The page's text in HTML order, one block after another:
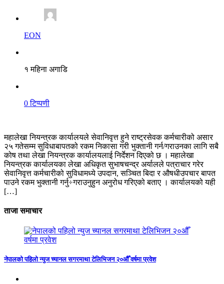
EON
१ महिना अगाडि
0 टिप्पणी
महालेखा नियन्त्रक कार्यालयले सेवानिवृत्त हुने राष्ट्रसेवक कर्मचारीको असार
२५ गतेसम्म सुविधाबापतको रकम निकासा गरी भुक्तानी गर्न/गराउनका लागि सबै
कोष तथा लेखा नियन्त्रक कार्यालयलाई निर्देशन दिएको छ । महालेखा
नियन्त्रक कार्यालयका लेखा अधिकृत सुभाषचन्द्र अर्यालले पत्राचार गरेर
सेवानिवृत्त कर्मचारीको सुविधामध्ये उपदान, सञ्चित बिदा र औषधीउपचार बापत
पाउने रकम भुक्तानी गर्नु÷गराउनुहुन अनुरोध गरिएको बताए । कार्यालयको यही
[…]
ताजा समाचार
नेपालको पहिलो न्युज च्यानल सगरमाथा टेलिभिजन २०औँ वर्षमा प्रवेश